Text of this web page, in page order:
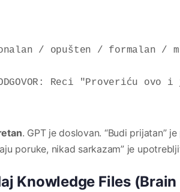
/ opušten / formalan /
ODGOVOR: Reci "Proveriću
. GPT je doslovan. “Budi prijatan”
poruke, nikad sarkazam” je
Knowledge Files (Brain